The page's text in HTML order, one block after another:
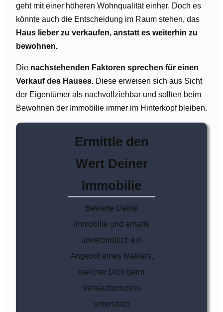
geht mit einer höheren Wohnqualität einher. Doch es
könnte auch die Entscheidung im Raum stehen, das
Haus lieber zu verkaufen, anstatt es weiterhin zu
bewohnen.
Die nachstehenden Faktoren sprechen für einen
Verkauf des Hauses. Diese erweisen sich aus Sicht
der Eigentümer als nachvollziehbar und sollten beim
Bewohnen der Immobilie immer im Hinterkopf bleiben.
Ermittle den
Wert Deiner
Immobilie
Bewerte Deine
Immobilie und erhalte
unverbindlich ein
Angebot eines Maklers,
welcher Dich beim
Verkaufsprozess
unterstützt